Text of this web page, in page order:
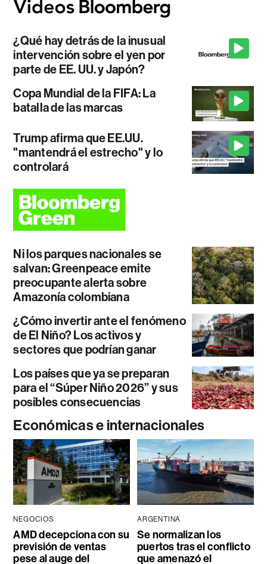
¿Qué hay detrás de la inusual
intervención sobre el yen por
parte de EE. UU. y Japón?
Copa Mundial de la FIFA: La
batalla de las marcas
Trump afirma que EE.UU.
"mantendrá el estrecho" y lo
controlará
Ni los parques nacionales se
salvan: Greenpeace emite
preocupante alerta sobre
Amazonía colombiana
¿Cómo invertir ante el fenómeno
de El Niño? Los activos y
sectores que podrían ganar
Los países que ya se preparan
para el “Súper Niño 2026” y sus
posibles consecuencias
Económicas e internacionales
NEGOCIOS
AMD decepciona con su
previsión de ventas
pese al auge del
ARGENTINA
Se normalizan los
puertos tras el conflicto
que amenazó el